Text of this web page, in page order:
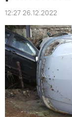
12:27 26.12.2022